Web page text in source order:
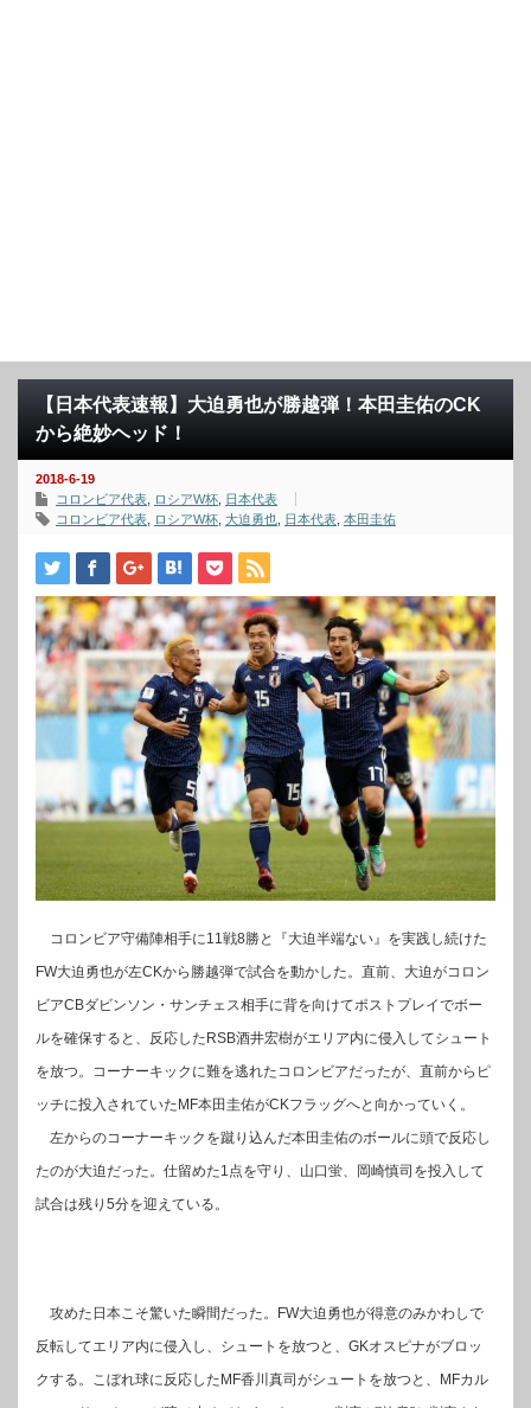
【日本代表速報】大迫勇也が勝越弾！本田圭佑のCK
から絶妙ヘッド！
2018-6-19
コロンビア代表
ロシアW杯 日本代表
コロンビア代表
ロシアW杯 大迫勇也 日本代表 本田圭佑
コロンビア守備陣相手に11戦8勝と『大迫半端ない』を実践し続けた
FW大迫勇也が左CKから勝越弾で試合を動かした。直前、大迫がコロン
ビアCBダビンソン・サンチェス相手に背を向けてポストプレイでボー
ルを確保すると、反応したRSB酒井宏樹がエリア内に侵入してシュート
を放つ。コーナーキックに難を逃れたコロンビアだったが、直前からピ
ッチに投入されていたMF本田圭佑がCKフラッグへと向かっていく。
左からのコーナーキックを蹴り込んだ本田圭佑のボールに頭で反応し
たのが大迫だった。仕留めた1点を守り、山口蛍、岡崎慎司を投入して
試合は残り5分を迎えている。
攻めた日本こそ驚いた瞬間だった。FW大迫勇也が得意のみかわしで
反転してエリア内に侵入し、シュートを放つと、GKオスピナがブロッ
クする。こぼれ球に反応したMF香川真司がシュートを放つと、MFカル